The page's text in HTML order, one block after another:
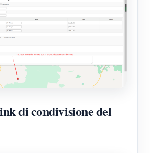
di condivisione del